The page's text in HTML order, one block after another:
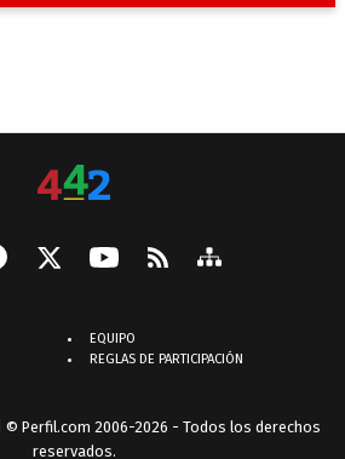
EQUIPO
REGLAS DE PARTICIPACIÓN
| © Perfil.com 2006-2026 - Todos los derechos
reservados.